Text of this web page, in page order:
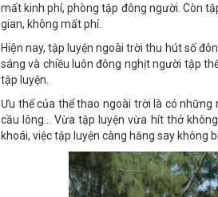
mất kinh phí, phòng tập đông người. Còn
gian, không mất phí.
Hiện nay, tập luyện ngoài trời thu hút số
sáng và chiều luôn đông nghịt người tập
tập luyện.
Ưu thế của thể thao ngoài trời là có
cầu lông… Vừa tập luyện vừa hít thở
khoái, việc tập luyện càng hăng say không